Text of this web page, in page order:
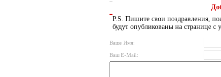
P.S. Пишите свои поздравления,
будут опубликованы на странице с
Ваше Имя:
Ваш E-Mail: